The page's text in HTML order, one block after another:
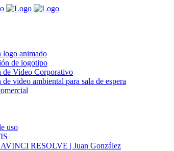
logo animado
de logotipo
de Video Corporativo
video ambiental para sala de espera
uso
RESOLVE | Juan González